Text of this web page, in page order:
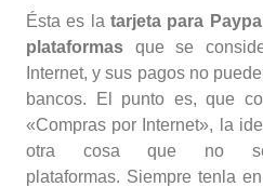
Ésta es la tarjeta para
plataformas que se
Internet, y sus pagos no
bancos. El punto es, que
«Compras por Internet», la
otra cosa que no
plataformas. Siempre tenla